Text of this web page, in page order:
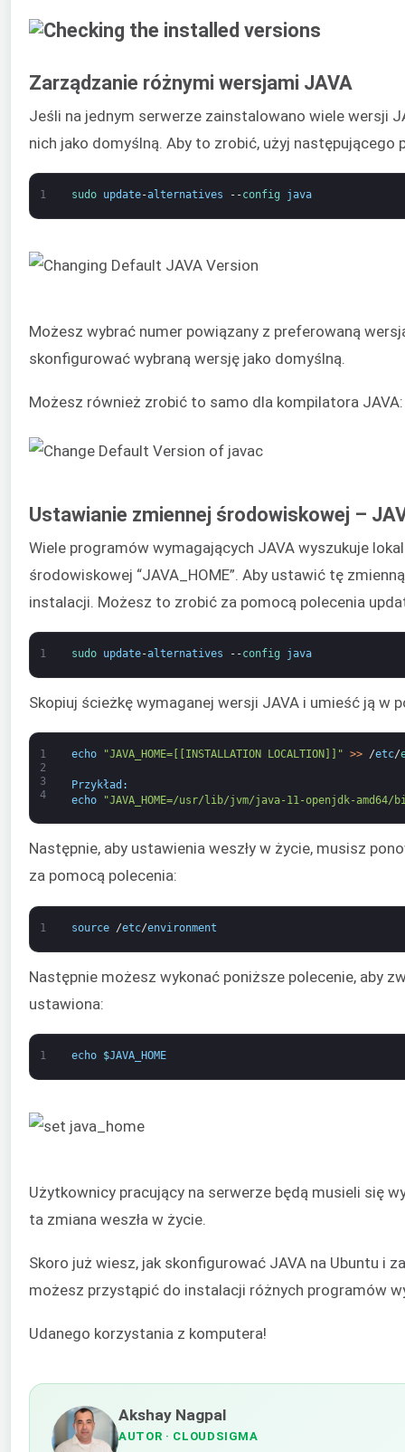
Zarządzanie różnymi wersjami JAVA
Jeśli na jednym serwerze zainstalowano wiele wersji
nich jako domyślną. Aby to zrobić, użyj następującego
1 sudo update-alternatives --config java
Możesz wybrać numer powiązany z preferowaną
skonfigurować wybraną wersję jako domyślną.
Możesz również zrobić to samo dla kompilatora JAVA:
Ustawianie zmiennej środowiskowej –
Wiele programów wymagających JAVA wyszukuje
środowiskowej “JAVA_HOME”. Aby ustawić tę
instalacji. Możesz to zrobić za pomocą polecenia
1 sudo update-alternatives --config java
Skopiuj ścieżkę wymaganej wersji JAVA i umieść ją w
1
2
3
4
echo "JAVA_HOME=[[INSTALLATION LOCALTION]]" >> /etc/
Przykład :
echo
"JAVA_HOME=/usr/lib/jvm/java-11-openjdk-amd64/
Następnie, aby ustawienia weszły w życie, musisz
za pomocą polecenia:
1 source /etc/environment
Następnie możesz wykonać poniższe polecenie, aby
ustawiona:
1 echo $JAVA_HOME
Użytkownicy pracujący na serwerze będą musieli się
ta zmiana weszła w życie.
Skoro już wiesz, jak skonfigurować JAVA na Ubuntu i
możesz przystąpić do instalacji różnych programów
Udanego korzystania z komputera!
Akshay Nagpal
AUTOR · CLOUDSIGMA